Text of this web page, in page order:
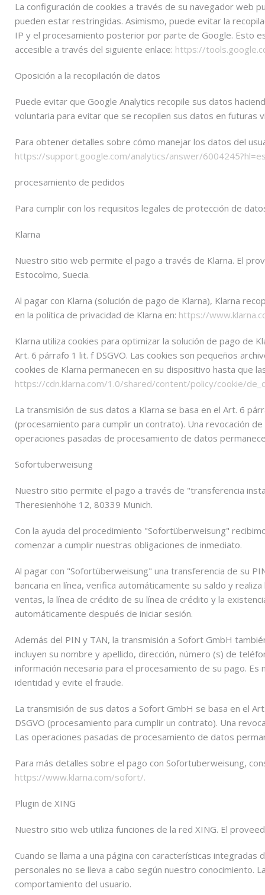
La configuración de cookies a través de su navegador web
pueden estar restringidas. Asimismo, puede evitar la
IP y el procesamiento posterior por parte de Google. Esto
accesible a través del siguiente enlace: https://
Oposición a la recopilación de datos
Puede evitar que Google Analytics recopile sus datos
voluntaria para evitar que se recopilen sus datos en futuras
Para obtener detalles sobre cómo manejar los datos del
https://support.google.com/analytics/answer/
procesamiento de pedidos
Para cumplir con los requisitos legales de protección de
Klarna
Nuestro sitio web permite el pago a través de Klarna. El
Estocolmo, Suecia.
Al pagar con Klarna (solución de pago de Klarna), Klarna
en la política de privacidad de Klarna en: https://
Klarna utiliza cookies para optimizar la solución de pago de
Art. 6 párrafo 1 lit. f DSGVO. Las cookies son pequeños
cookies de Klarna permanecen en su dispositivo hasta que
https://cdn.klarna.com/1.0/shared/content/policy/cookie/
La transmisión de sus datos a Klarna se basa en el Art. 6
(procesamiento para cumplir un contrato). Una revocación
operaciones pasadas de procesamiento de datos
Sofortuberweisung
Nuestro sitio permite el pago a través de "transferencia
Theresienhöhe 12, 80339 Munich.
Con la ayuda del procedimiento "Sofortüberweisung"
comenzar a cumplir nuestras obligaciones de inmediato.
Al pagar con "Sofortüberweisung" una transferencia de su
bancaria en línea, verifica automáticamente su saldo y
ventas, la línea de crédito de su línea de crédito y la
automáticamente después de iniciar sesión.
Además del PIN y TAN, la transmisión a Sofort GmbH
incluyen su nombre y apellido, dirección, número (s) de
información necesaria para el procesamiento de su pago.
identidad y evite el fraude.
La transmisión de sus datos a Sofort GmbH se basa en el
DSGVO (procesamiento para cumplir un contrato). Una
Las operaciones pasadas de procesamiento de datos
Para más detalles sobre el pago con Sofortuberweisung,
https://www.klarna.com/sofort/.
Plugin de XING
Nuestro sitio web utiliza funciones de la red XING. El
Cuando se llama a una página con características
personales no se lleva a cabo según nuestro conocimiento.
comportamiento del usuario.